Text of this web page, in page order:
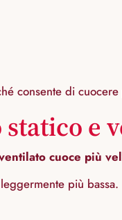
consente di
e
cuoce più
più bassa.